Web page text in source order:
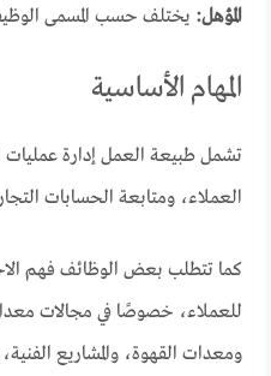
المؤهل: يختلف حسب المسمى
المهام الأساسية
تشمل طبيعة العمل إدارة عمليات
العملاء، ومتابعة الحسابات
كما تتطلب بعض الوظائف فهم
للعملاء، خصوصًا في مجالات معدات
ومعدات القهوة، والمشاريع